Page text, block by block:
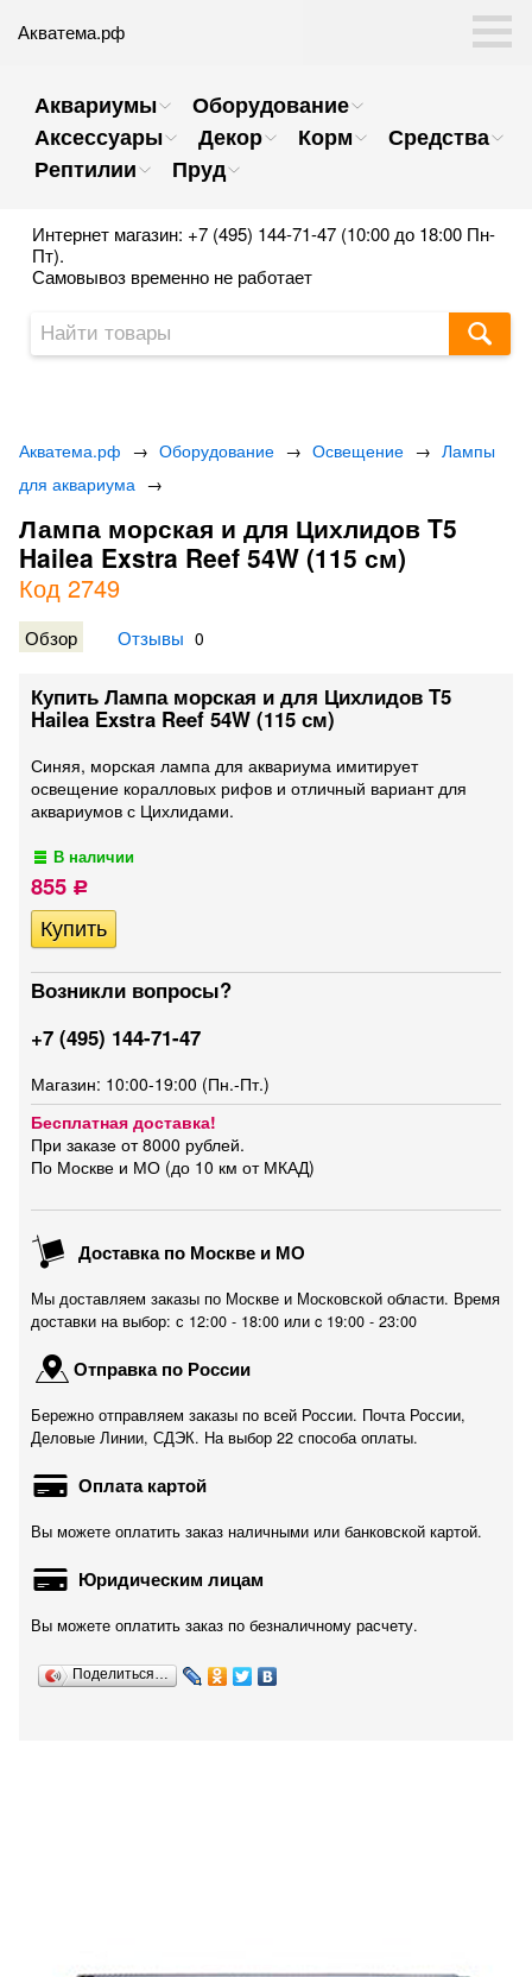
Акватема.рф
Аквариумы
Оборудование
Аксессуары
Декор Корм
Средства
Рептилии
Пруд
Интернет магазин: +7 (495) 144-71-47 (10:00 до 18:00 Пн-
Пт).
Самовывоз временно не работает
Акватема.рф → Оборудование → Освещение → Лампы
для аквариума →
Лампа морская и для Цихлидов T5
Hailea Exstra Reef 54W (115 см)
Код 2749
Обзор Отзывы 0
Купить Лампа морская и для Цихлидов T5
Hailea Exstra Reef 54W (115 см)
Синяя, морская лампа для аквариума имитирует
освещение коралловых рифов и отличный вариант для
аквариумов с Цихлидами.
В наличии
855 Р
Возникли вопросы?
+7 (495) 144-71-47
Магазин: 10:00-19:00 (Пн.-Пт.)
Бесплатная доставка!
При заказе от 8000 рублей.
По Москве и МО (до 10 км от МКАД)
Доставка по Москве и МО
Мы доставляем заказы по Москве и Московской области. Время
доставки на выбор: с 12:00 - 18:00 или c 19:00 - 23:00
Отправка по России
Бережно отправляем заказы по всей России. Почта России,
Деловые Линии, СДЭК. На выбор 22 способа оплаты.
Оплата картой
Вы можете оплатить заказ наличными или банковской картой.
Юридическим лицам
Вы можете оплатить заказ по безналичному расчету.
Поделиться…